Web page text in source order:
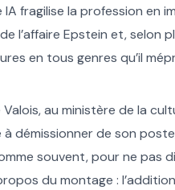
fragilise la profession en
l’affaire Epstein et,
en tous genres qu’il
au ministère de la
démissionner de son
souvent, pour ne
du montage :